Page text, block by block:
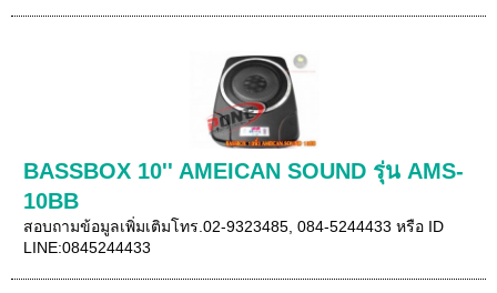
BASSBOX 10'' AMEICAN SOUND รุ่น AMS-
10BB
สอบถามข้อมูลเพิ่มเติมโทร.02-9323485, 084-5244433 หรือ ID
LINE:0845244433